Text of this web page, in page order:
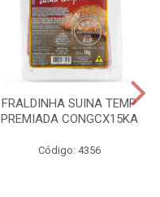
FRALDINHA SUINA TEMP
PREMIADA CONGCX15KA
Código: 4356